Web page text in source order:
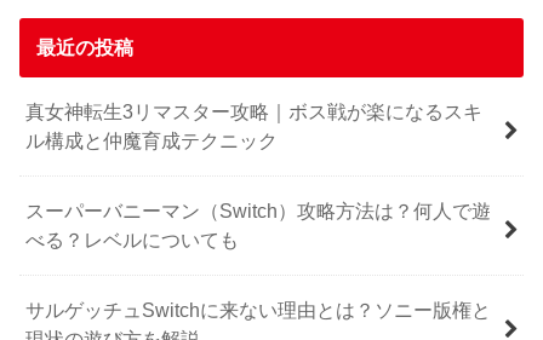
最近の投稿
真女神転生3リマスター攻略｜ボス戦が楽になるスキ
ル構成と仲魔育成テクニック
スーパーバニーマン（Switch）攻略方法は？何人で遊
べる？レベルについても
サルゲッチュSwitchに来ない理由とは？ソニー版権と